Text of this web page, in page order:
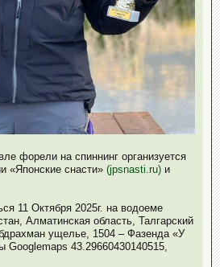
форели на спиннинг организуется
«Японские снасти» (jpsnasti.ru) и
11 Октября 2025г. на водоеме
Алматинская область, Талгарский
ущелье, 1504 – Фазенда «У
43.29660430140515,